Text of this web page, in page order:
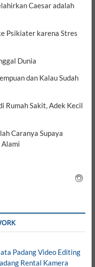
Caesar adalah
Psikiater karena Stres
Dunia
dan Kalau Sudah
Rumah Sakit, Adek Kecil
Caranya Supaya
Alami
PadangVideo Editing
Rental Kamera